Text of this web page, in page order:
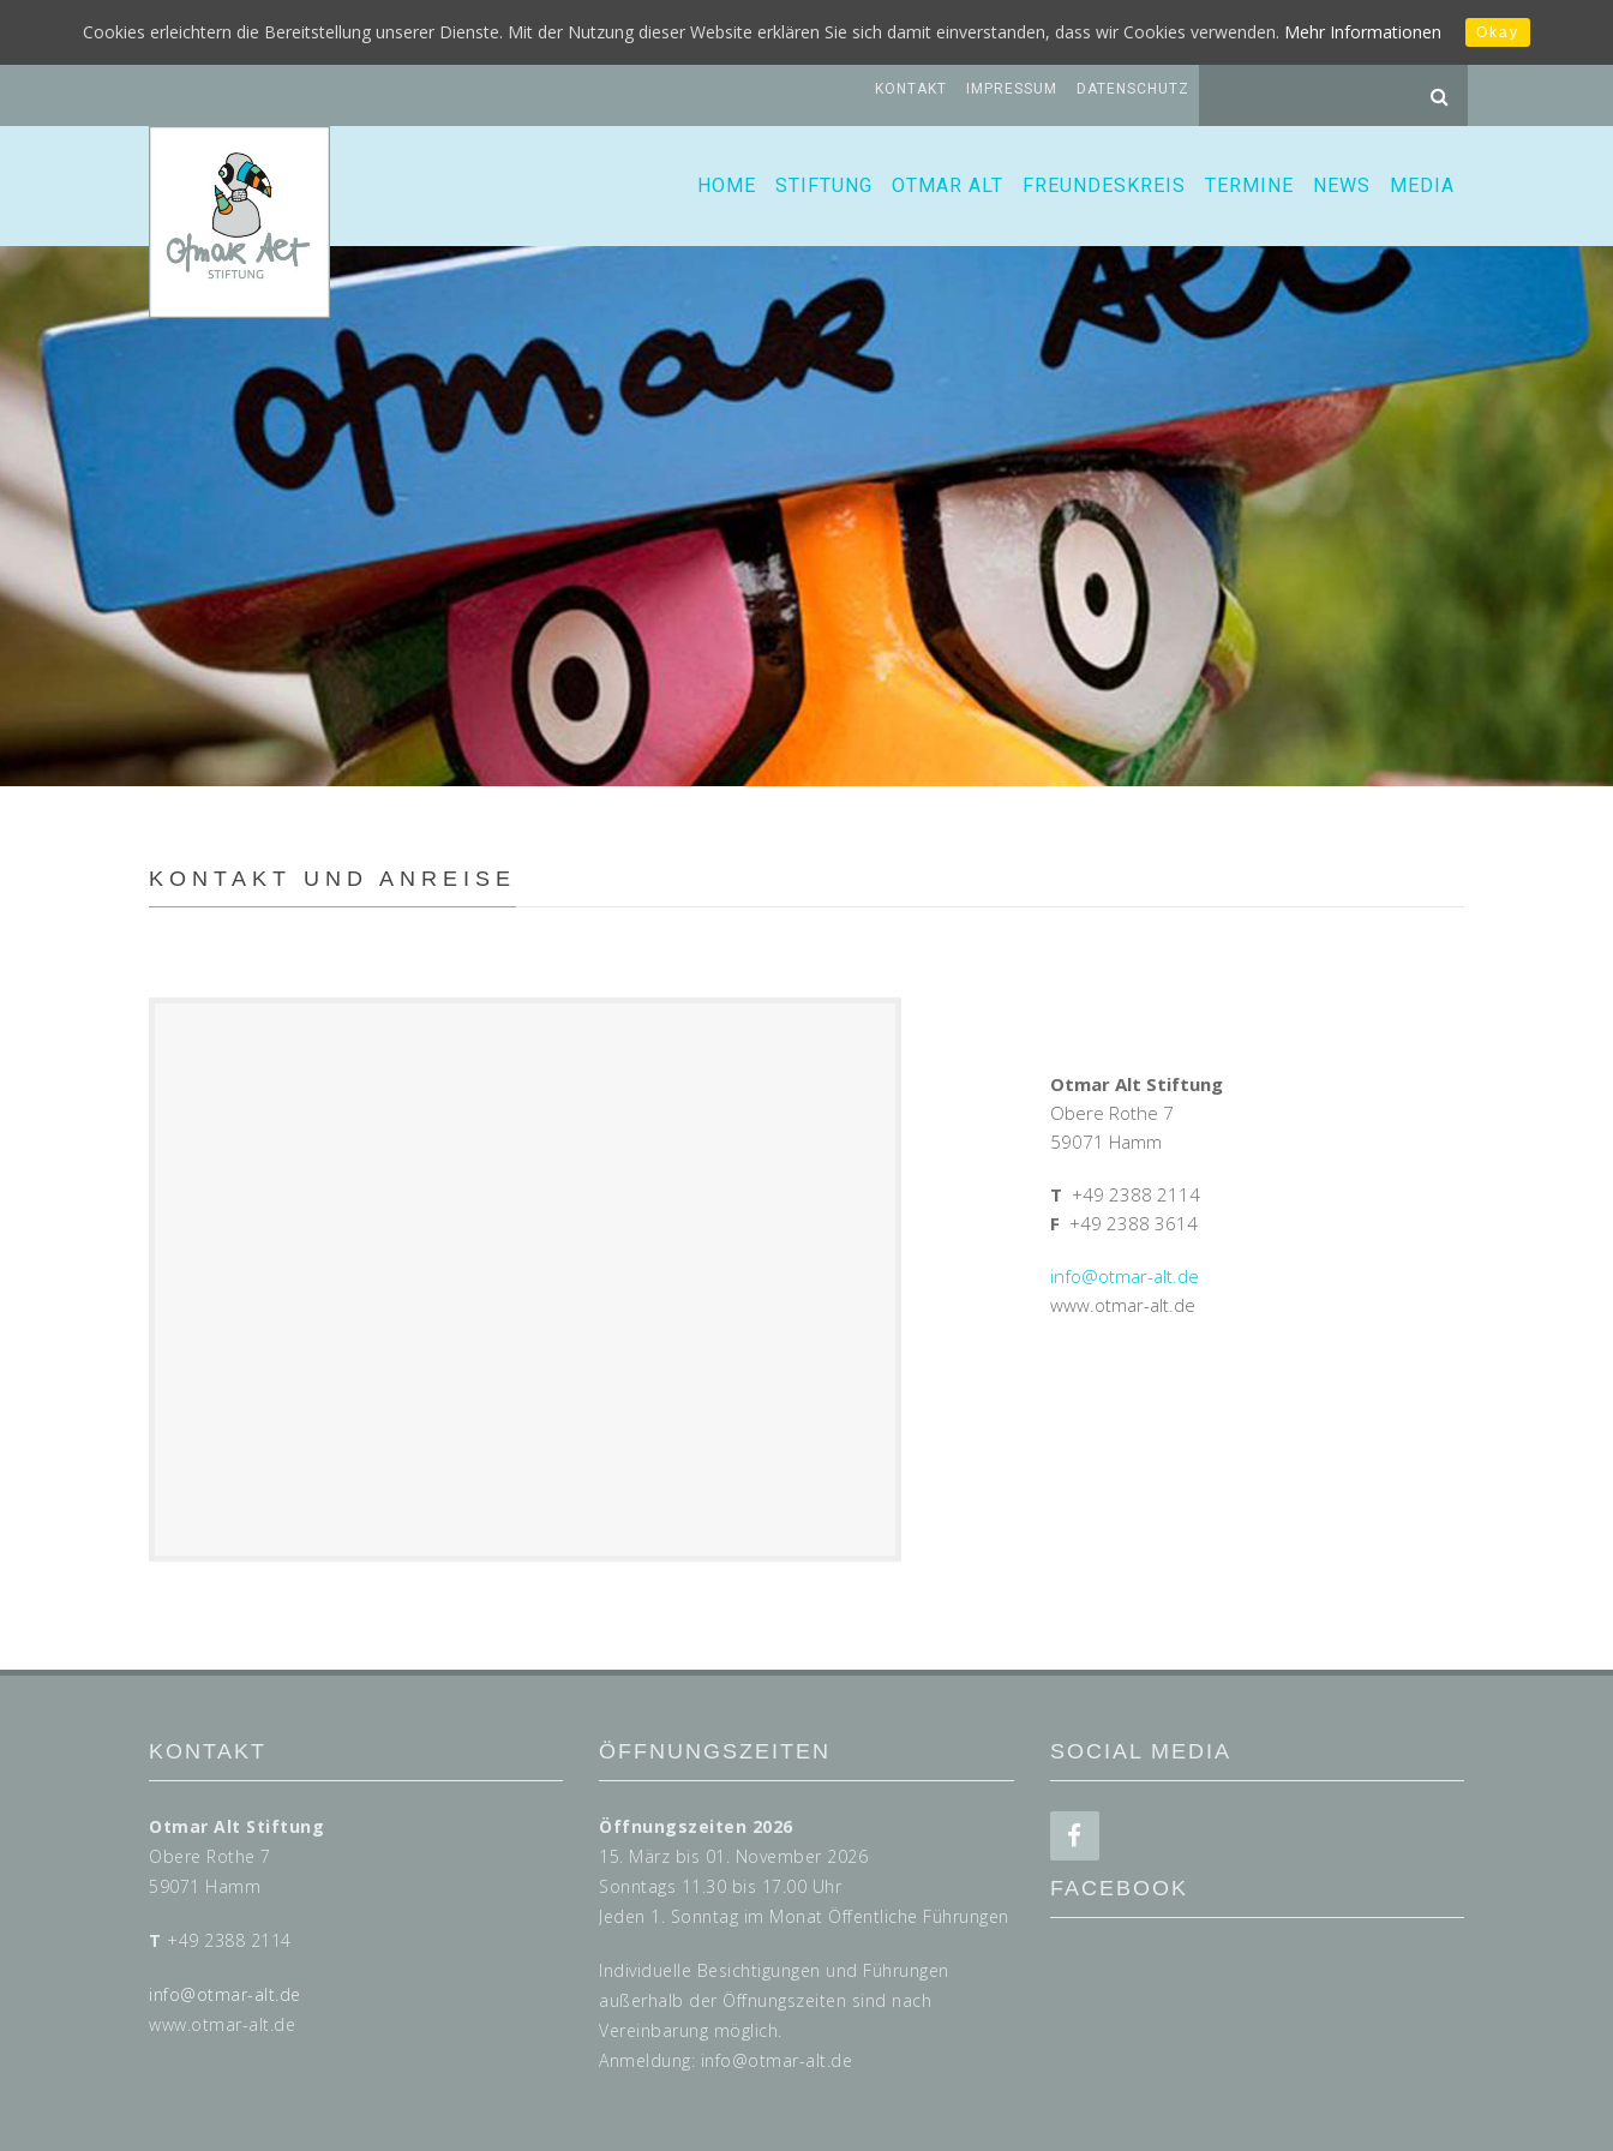
KONTAKT IMPRESSUM DATENSCHUTZ
HOME STIFTUNG OTMAR ALT FREUNDESKREIS TERMINE NEWS MEDIA
KONTAKT UND ANREISE
Otmar Alt Stiftung
Obere Rothe 7
59071 Hamm
T +49 2388 2114
F +49 2388 3614
info@otmar-alt.de
www.otmar-alt.de
KONTAKT
Otmar Alt Stiftung
Obere Rothe 7
59071 Hamm
T +49 2388 2114
info@otmar-alt.de
www.otmar-alt.de
ÖFFNUNGSZEITEN
Öffnungszeiten 2026
15. März bis 01. November 2026
Sonntags 11.30 bis 17.00 Uhr
Jeden 1. Sonntag im Monat Öffentliche Führungen
Individuelle Besichtigungen und Führungen
außerhalb der Öffnungszeiten sind nach
Vereinbarung möglich.
Anmeldung: info@otmar-alt.de
SOCIAL MEDIA
FACEBOOK
Cookies erleichtern die Bereitstellung unserer Dienste. Mit der Nutzung dieser Website erklären Sie sich damit einverstanden, dass wir Cookies verwenden. Mehr Informationen Okay